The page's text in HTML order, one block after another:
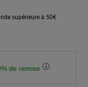
supérieure à 50€
de remise